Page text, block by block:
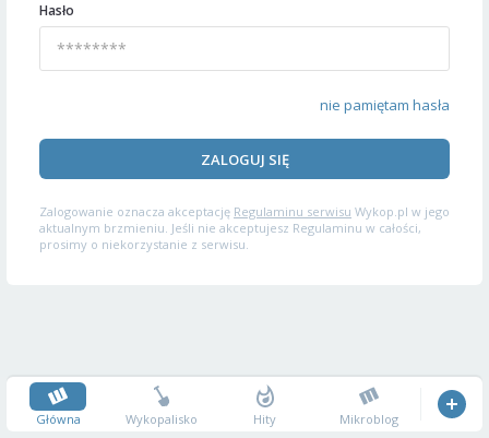
Hasło
nie pamiętam hasła
ZALOGUJ SIĘ
Zalogowanie oznacza akceptację Regulaminu serwisu Wykop.pl w jego
aktualnym brzmieniu. Jeśli nie akceptujesz Regulaminu w całości,
prosimy o niekorzystanie z serwisu.
Główna Wykopalisko Hity Mikroblog